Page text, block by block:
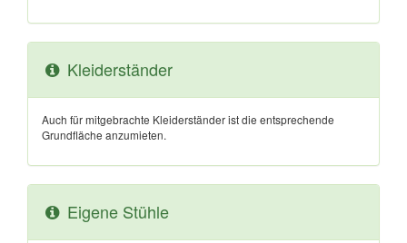
Kleiderständer
Auch für mitgebrachte Kleiderständer ist die entsprechende
Grundfläche anzumieten.
Eigene Stühle